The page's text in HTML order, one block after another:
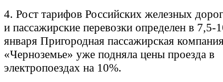
4. Рост тарифов Российских железных
и пассажирские перевозки определен в 7,5-
января Пригородная пассажирская
«Черноземье» уже подняла цены проезда в
электропоездах на 10%.